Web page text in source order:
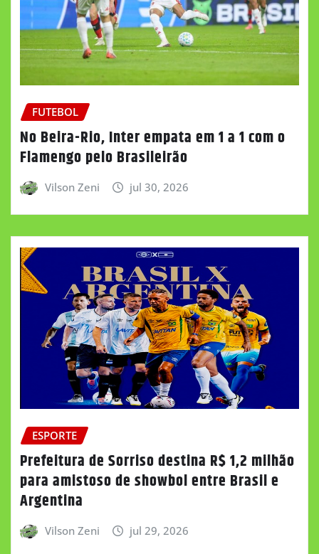
FUTEBOL
No Beira-Rio, Inter empata em 1 a 1 com o
Flamengo pelo Brasileirão
Vilson Zeni jul 30, 2026
ESPORTE
Prefeitura de Sorriso destina R$ 1,2 milhão
para amistoso de showbol entre Brasil e
Argentina
Vilson Zeni jul 29, 2026